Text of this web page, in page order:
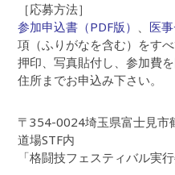
［応募方法］
参加申込書（PDF版） 、 医
項（ふりがなを含む）をすべ
押印、写真貼付し、参加費
住所までお申込み下さい。
〒354-0024埼玉県富士見
道場STF内
「格闘技フェスティバル実行